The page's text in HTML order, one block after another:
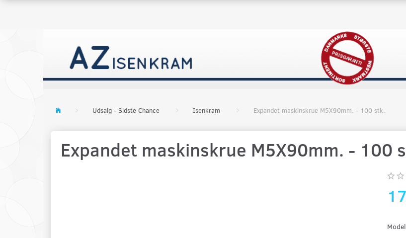
Udsalg - Sidste Chance Isenkram Expandet maskinskrue M5X90mm. - 100 stk.
Expandet maskinskrue M5X90mm. - 100